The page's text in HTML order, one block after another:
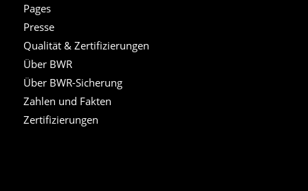
Pages
Presse
Qualität & Zertifizierungen
Über BWR
Über BWR-Sicherung
Zahlen und Fakten
Zertifizierungen